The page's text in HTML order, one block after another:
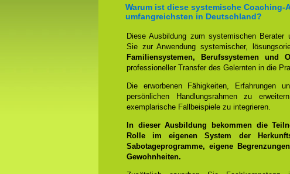
Warum ist diese systemische Coaching-
umfangreichsten in Deutschland?
Diese Ausbildung zum systemischen
Sie zur Anwendung systemischer,
Familiensystemen, Berufssystemen und
professioneller Transfer des Gelernten in die
Die erworbenen Fähigkeiten, Erfahrungen
persönlichen Handlungsrahmen zu
exemplarische Fallbeispiele zu integrieren.
In dieser Ausbildung bekommen die
Rolle im eigenen System der
Sabotageprogramme, eigene
Gewohnheiten.